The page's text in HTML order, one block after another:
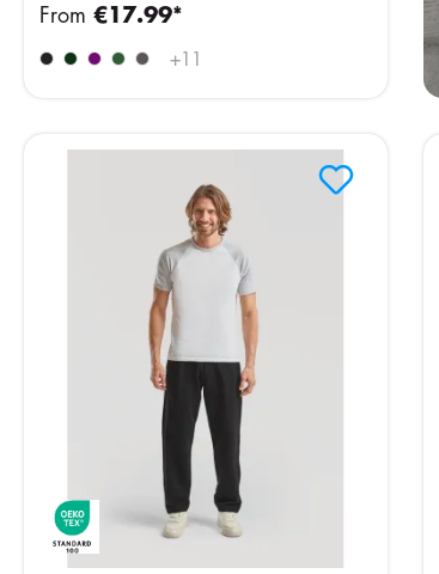
+11
From €17.99*